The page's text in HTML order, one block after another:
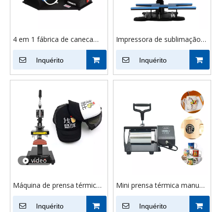
4 em 1 fábrica de caneca
digital máquina de pressão
térmica máquina de
transferência térmica de
caneca máquina de
impressão de sublimação de
Inquérito
Impressora de sublimação
máquina de prensa de
transferência térmica de
sapatas planas digitais de
alta qualidade Máquina de
prensa térmica de sapatas
Inquérito
vídeo
Máquina de prensa térmica
para chapéus DS-Cap 8 * 15
CM | DISEN Máquina de
Inquérito
Mini prensa térmica manual
digital, copos, canecas,
prensa térmica por
Inquérito